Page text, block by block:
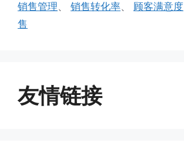
销售管理、 销售转化率、 顾客满意度
售
友情链接